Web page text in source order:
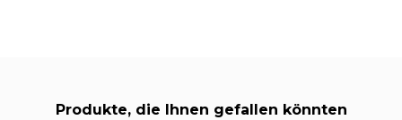
Produkte, die Ihnen gefallen könnten